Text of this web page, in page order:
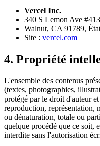
Vercel Inc.
340 S Lemon Ave
Walnut, CA 91789,
Site : vercel.com
4. Propriété
L'ensemble des contenus
(textes, photographies,
protégé par le droit d'auteur
reproduction, représentation,
ou dénaturation, totale ou
quelque procédé que ce soit,
interdite sans l'autorisation